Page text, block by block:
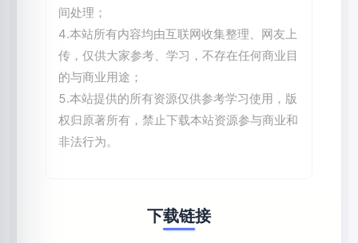
间处理；
4.本站所有内容均由互联网收集整理、网友上
传，仅供大家参考、学习，不存在任何商业目
的与商业用途；
5.本站提供的所有资源仅供参考学习使用，版
权归原著所有，禁止下载本站资源参与商业和
非法行为。
下载链接